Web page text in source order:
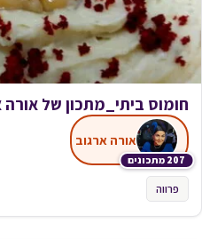
חומוס ביתי_מתכון של
207 מתכונים
אורה ארגוב
פרווה